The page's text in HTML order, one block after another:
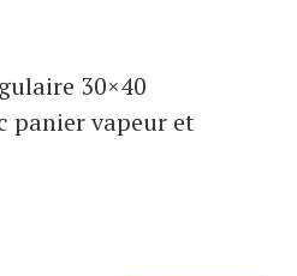
30×40
panier vapeur et